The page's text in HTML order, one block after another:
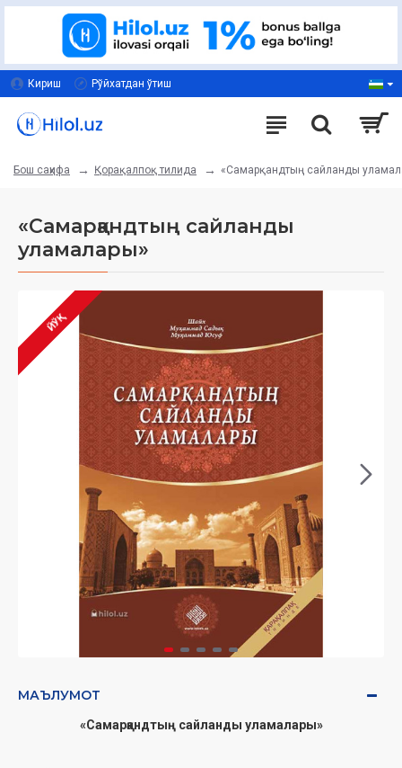
Кириш Рўйхатдан ўтиш
Бош саҳифа Қорақалпоқ тилида «Самарқандтың сайланды
«Самарқандтың сайланды
уламалары»
ЙЎҚ
МАЪЛУМОТ
«Самарқандтың сайланды уламалары»